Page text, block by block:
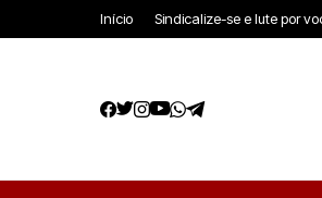
Início Sindicalize-se e lute por